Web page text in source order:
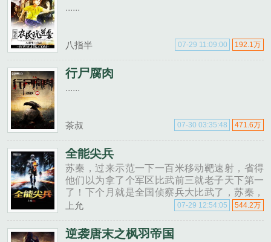
......
八指半 192.1万
07-29 11:09:00
行尸腐肉
......
茶叔 471.6万
07-30 03:35:48
全能尖兵
苏秦，过来示范一下一百米移动靶速射，省得
他们以为拿了个军区比武前三就老子天下第一
了！下个月就是全国侦察兵大比武了，苏秦，
去给我把全国第一拿回来！喂，老张，把你们
带我们的海军陆战队！......
上允 544.2万
07-29 12:54:05
逆袭唐末之枫羽帝国